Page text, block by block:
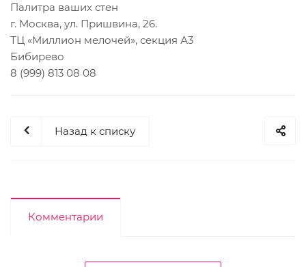
Палитра ваших стен
г. Москва, ул. Пришвина, 26.
ТЦ «Миллион мелочей», секция А3
Бибирево
8 (999) 813 08 08
Назад к списку
Комментарии